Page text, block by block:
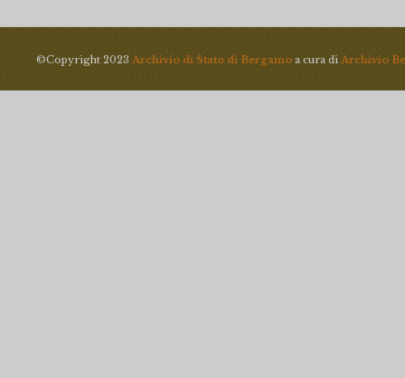
©Copyright 2023 Archivio di Stato di Bergamo a cura di Archivio